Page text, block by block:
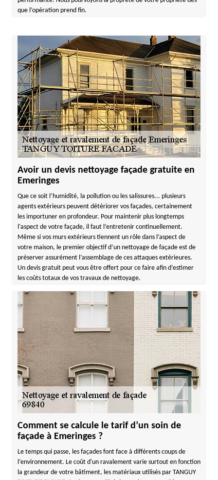
que l’opération prend fin.
Avoir un devis nettoyage façade gratuite en
Emeringes
Que ce soit l’humidité, la pollution ou les salissures... plusieurs
agents extérieurs peuvent détériorer vos façades, certainement
les importuner en profondeur. Pour maintenir plus longtemps
l’aspect de votre façade, il faut l’entretenir continuellement.
Même si vos murs extérieurs tiennent un rôle dans l’aspect de
votre maison, le premier objectif d’un nettoyage de façade est de
préserver assurément l’assemblage de ces attaques extérieures.
Un devis gratuit peut vous être offert pour ce faire afin d’estimer
les coûts totaux de vos travaux de nettoyage.
Comment se calcule le tarif d’un soin de
façade à Emeringes ?
Le temps qui passe, les façades font face à différents coups de
l’environnement. Le coût d'un ravalement varie surtout en fonction
la grandeur de votre bâtiment, les matériaux utilisés par TANGUY